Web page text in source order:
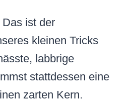
Das ist der
kleinen Tricks
labbrige
stattdessen eine
zarten Kern.